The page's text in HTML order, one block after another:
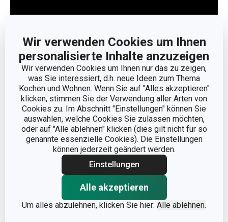
Wir verwenden Cookies um Ihnen
personalisierte Inhalte anzuzeigen
Wir verwenden Cookies um Ihnen nur das zu zeigen,
was Sie interessiert, d.h. neue Ideen zum Thema
Kochen und Wohnen. Wenn Sie auf "Alles akzeptieren"
klicken, stimmen Sie der Verwendung aller Arten von
Cookies zu. Im Abschnitt "Einstellungen" können Sie
auswählen, welche Cookies Sie zulassen möchten,
oder auf "Alle ablehnen" klicken (dies gilt nicht für so
genannte essenzielle Cookies). Die Einstellungen
können jederzeit geändert werden.
Einstellungen
Alle akzeptieren
Um alles abzulehnen, klicken Sie hier: Alle ablehnen.
Weniger anzeigen